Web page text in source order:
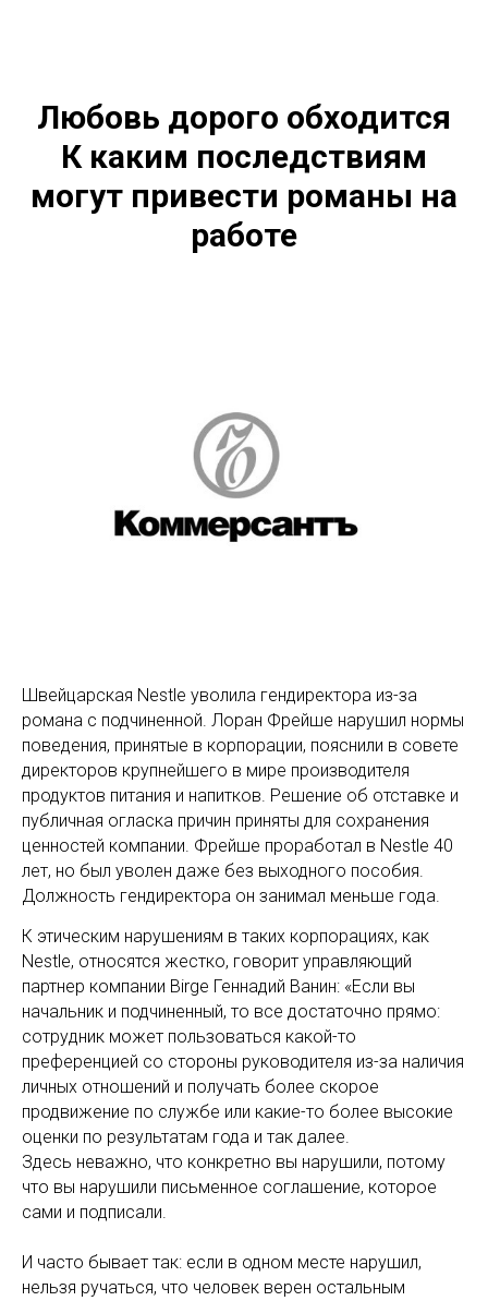
Любовь дорого обходится
К каким последствиям
могут привести романы на
работе
Швейцарская Nestle уволила гендиректора из-за
романа с подчиненной. Лоран Фрейше нарушил нормы
поведения, принятые в корпорации, пояснили в совете
директоров крупнейшего в мире производителя
продуктов питания и напитков. Решение об отставке и
публичная огласка причин приняты для сохранения
ценностей компании. Фрейше проработал в Nestle 40
лет, но был уволен даже без выходного пособия.
Должность гендиректора он занимал меньше года.
К этическим нарушениям в таких корпорациях, как
Nestle, относятся жестко, говорит управляющий
партнер компании Birge Геннадий Ванин: «Если вы
начальник и подчиненный, то все достаточно прямо:
сотрудник может пользоваться какой-то
преференцией со стороны руководителя из-за наличия
личных отношений и получать более скорое
продвижение по службе или какие-то более высокие
оценки по результатам года и так далее.
Здесь неважно, что конкретно вы нарушили, потому
что вы нарушили письменное соглашение, которое
сами и подписали.
И часто бывает так: если в одном месте нарушил,
нельзя ручаться, что человек верен остальным